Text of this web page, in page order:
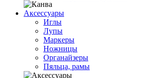
Аксессуары
Иглы
Лупы
Маркеры
Ножницы
Органайзеры
Пяльца, рамы